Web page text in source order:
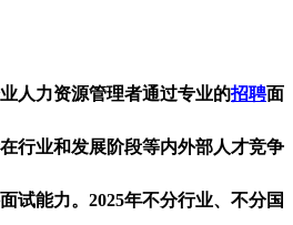
人力资源管理者通过专业的招聘面
行业和发展阶段等内外部人才竞争
试能力。 2025年不分行业、不分国